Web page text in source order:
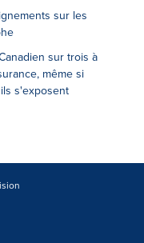
sur les
sur trois à
même si
s'exposent